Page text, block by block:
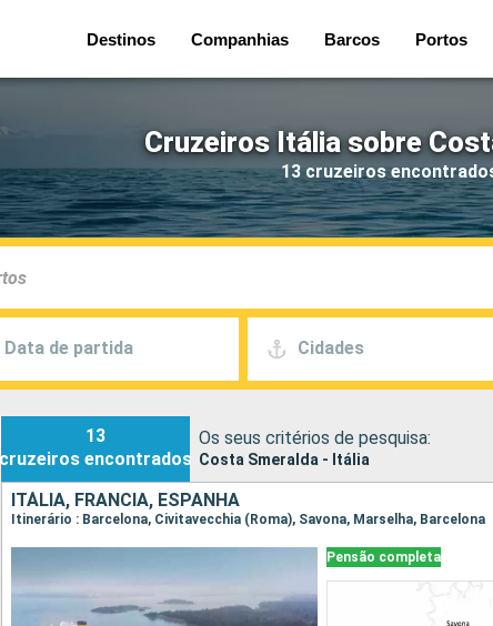
Destinos Companhias Barcos Portos
Cruzeiros Itália sobre
13 cruzeiros
Data de partida Cidades
13
cruzeiros encontrados
Os seus critérios de pesquisa:
Costa Smeralda - Itália
ITÁLIA, FRANCIA, ESPANHA
Itinerário : Barcelona, Civitavecchia (Roma), Savona, Marselha, Barcelona
Pensão completa